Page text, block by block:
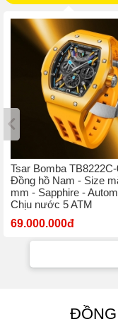
Tsar Bomba
Đồng hồ Nam - Size
mm - Sapphire -
Chịu nước 5 ATM
69.000.000đ